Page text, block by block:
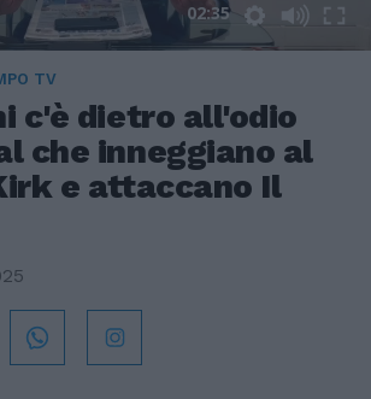
02:35
TV
c'è dietro all'odio
che inneggiano al
e attaccano Il